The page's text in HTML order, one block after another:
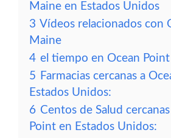
Maine en Estados Unidos
3 Vídeos relacionados con
Maine
4 el tiempo en Ocean Point
5 Farmacias cercanas a
Estados Unidos:
6 Centos de Salud
Point en Estados Unidos: